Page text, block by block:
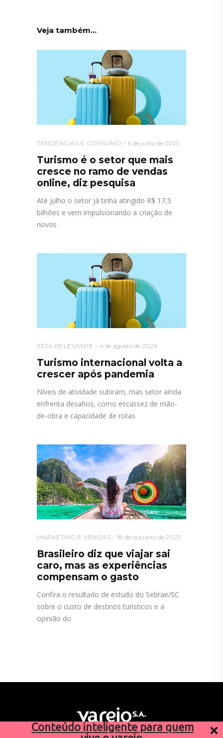
Conteúdo inteligente para quem
Veja também...
TENDÊNCIAS E CONSUMO 6 de julho de 2025
Turismo é o setor que mais
cresce no ramo de vendas
online, diz pesquisa
Até julho o setor já tinha atingido R$ 17,5
bilhões e vem impulsionando a criação de
novos
SEJA RELEVANTE 4 de agosto de 2024
Turismo internacional volta a
crescer após pandemia
Níveis de atividade subiram, mas setor ainda
enfrenta desafios, como escassez de mão-
de-obra e capacidade de rotas
MARKETING E VENDAS 18 de outubro de 2023
Brasileiro diz que viajar sai
caro, mas as experiências
compensam o gasto
Confira o resultado de estudo do Sebrae/SC
sobre o custo de destinos turísticos e a
opinião do